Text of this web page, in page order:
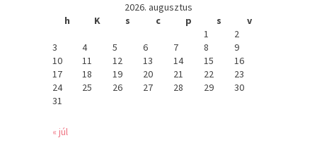
2026. augusztus
h
K s c p s
v
1
2
3
4 5 6 7 8
9
10
11 12 13 14 15
16
17
18 19 20 21 22
23
24
25 26 27 28 29
30
31
« júl